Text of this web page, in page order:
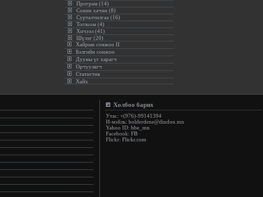
Програм (14)
Сонин хачин (8)
Сурталчилгаа (16)
Тоглоом (4)
Хичээл (41)
Шүлэг (20)
Хайрын сонжоо II
Бэлгийн сонжоо
Дууны үг харагч
Орчуулагч
Статистик
Хайх
Холбоо барих
Утас: +(976)-99141394
И-мэйль: bolderdene@dindon.mn
Yahoo ID: bbe_mn
Facebook: FB
Flickr: Flickr.com